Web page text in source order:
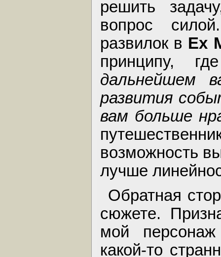
решить
вопрос
развилок в Ex
принципу,
дальнейшем
развития
вам больше
возможность
лучше
Обратная
сюжете.
мой
какой-то